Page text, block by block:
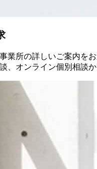
業所の詳しいご案内を
、オンライン個別相談か